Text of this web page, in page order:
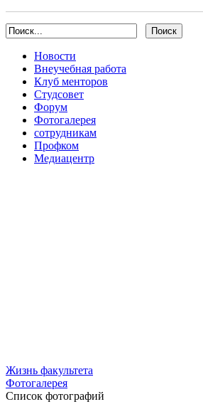
Новости
Внеучебная работа
Клуб менторов
Студсовет
Форум
Фотогалерея
сотрудникам
Профком
Медиацентр
Жизнь факультета
Фотогалерея
Список фотографий